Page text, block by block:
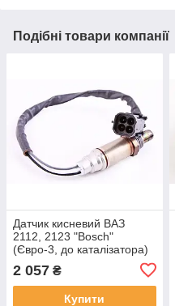
Подібні товари компанії
Датчик кисневий ВАЗ
2112, 2123 "Bosch"
(Євро-3, до каталізатора)
2 057 ₴
Купити